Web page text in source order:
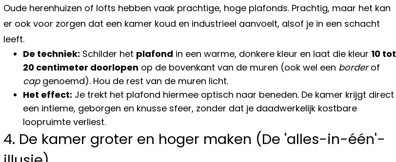
Oude herenhuizen of lofts hebben vaak prachtige, hoge plafonds. Prachtig, maar het kan
er ook voor zorgen dat een kamer koud en industrieel aanvoelt, alsof je in een schacht
leeft.
De techniek: Schilder het plafond in een warme, donkere kleur en laat die kleur 10 tot
20 centimeter doorlopen op de bovenkant van de muren (ook wel een borderof
capgenoemd). Hou de rest van de muren licht.
Het effect: Je trekt het plafond hiermee optisch naar beneden. De kamer krijgt direct
een intieme, geborgen en knusse sfeer, zonder dat je daadwerkelijk kostbare
loopruimte verliest.
4. De kamer groter en hoger maken (De 'alles-in-één'-